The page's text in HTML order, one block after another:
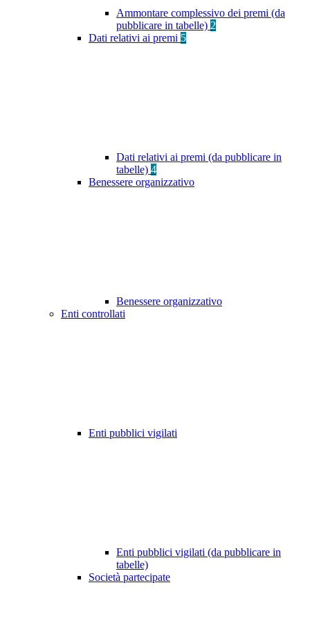
Ammontare complessivo dei premi (da
pubblicare in tabelle) 2
Dati relativi ai premi 5
Dati relativi ai premi (da pubblicare in
tabelle) 4
Benessere organizzativo
Benessere organizzativo
Enti controllati
Enti pubblici vigilati
Enti pubblici vigilati (da pubblicare in
tabelle)
Società partecipate